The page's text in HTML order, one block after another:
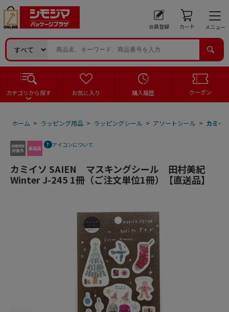
会員登録 カート メニュー
カテゴリから探す お気に入り 購入履歴 クーポン
ホーム > ラッピング用品 > ラッピングシール > アソートシール > カミイ
アイコンについて
カミイソ SAIEN マスキングシール 田村美紀
Winter J-245 1冊（ご注文単位1冊）【直送品】